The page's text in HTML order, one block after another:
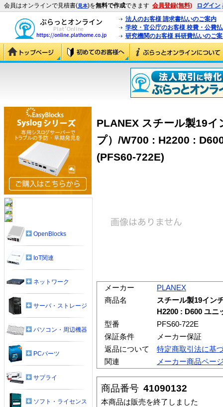
会員はオンラインで見積書(見本)を無料で作成できます 会員登録(無料) ログイン
法人のお客様 請求書払いのご案内
学校・官公庁のお客様 校費・公費
研究機関のお客様 科研費払いのご
PLANEX スチール製19
プ）/W700 : H2200 :
(PFS60-722E)
メーカー
PLANEX
商品名
スチール製19イン
H2200 : D600 ユニ
型番
PFS60-722E
保証条件
メーカー保証
返品について
特定商取引法に基
関連
メーカー商品ペー
商品番号 41090132
本商品は販売を終了しました
OpenBlocks
IoT関連
ネットワーク
サーバ・ストレージ
パソコン・周辺機器
PCパーツ
サプライ
ソフト・ライセンス